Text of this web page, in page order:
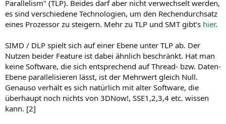
Parallelism" (TLP). Beides darf aber nicht verwechselt werden,
es sind verschiedene Technologien, um den Rechendurchsatz
eines Prozessor zu steigern. Mehr zu TLP und SMT gibt's hier.
SIMD / DLP spielt sich auf einer Ebene unter TLP ab. Der
Nutzen beider Feature ist dabei ähnlich beschränkt. Hat man
keine Software, die sich entsprechend auf Thread- bzw. Daten-
Ebene parallelisieren lässt, ist der Mehrwert gleich Null.
Genauso verhält es sich natürlich mit alter Software, die
überhaupt noch nichts von 3DNow!, SSE1,2,3,4 etc. wissen
kann. [2]